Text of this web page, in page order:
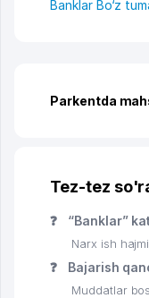
Banklar Bo‘z
Parkentda
Tez-tez
❓ “Banklar”
Narx ish
❓ Bajarish
Muddatlar